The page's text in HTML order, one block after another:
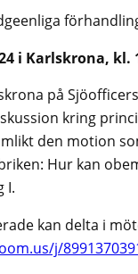
i Karlskrona, kl.
på
kring
den motion
Hur kan
I.
kan delta i
j/